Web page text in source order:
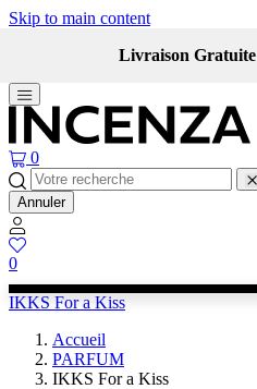
Skip to main content
Livraison Gratuite
0
Annuler
0
IKKS For a Kiss
Accueil
PARFUM
IKKS For a Kiss